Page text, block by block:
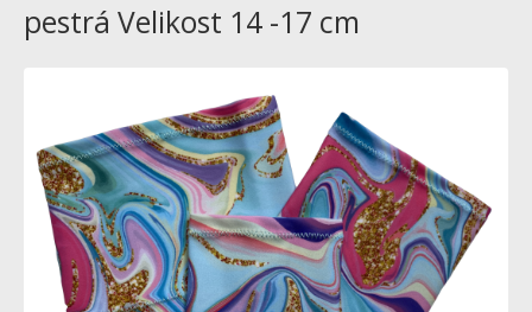
pestrá Velikost 14 -17 cm